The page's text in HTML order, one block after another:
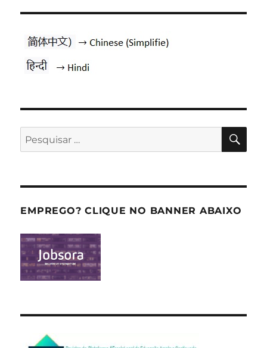
Pesquisar
por:
EMPREGO? CLIQUE NO BANNER ABAIXO